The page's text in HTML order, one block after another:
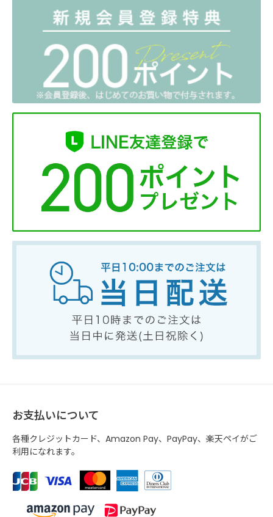
お支払いについて
各種クレジットカード、Amazon Pay、PayPay、楽天ペイがご
利用になれます。